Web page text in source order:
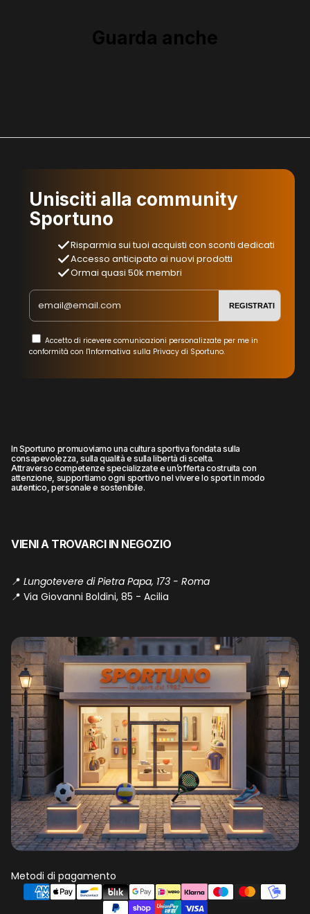
Guarda anche
Unisciti alla community
Sportuno
Risparmia sui tuoi acquisti con sconti dedicati
Accesso anticipato ai nuovi prodotti
Ormai quasi 50k membri
REGISTRATI
Accetto di ricevere comunicazioni personalizzate per me in
conformità con l'Informativa sulla Privacy di Sportuno.
In Sportuno promuoviamo una cultura sportiva fondata sulla
consapevolezza, sulla qualità e sulla libertà di scelta.
Attraverso competenze specializzate e un’offerta costruita con
attenzione, supportiamo ogni sportivo nel vivere lo sport in modo
autentico, personale e sostenibile.
VIENI A TROVARCI IN NEGOZIO
📍 Lungotevere di Pietra Papa, 173 - Roma
📍 Via Giovanni Boldini, 85 - Acilia
Metodi di pagamento